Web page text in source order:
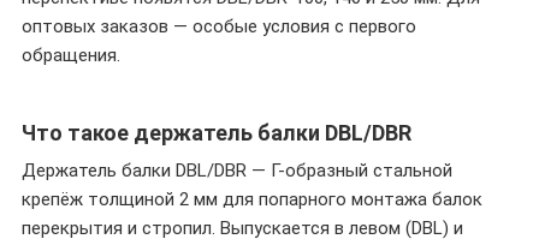
оптовых заказов — особые условия с первого
обращения.
Что такое держатель балки DBL/DBR
Держатель балки DBL/DBR — Г-образный стальной
крепёж толщиной 2 мм для попарного монтажа балок
перекрытия и стропил. Выпускается в левом (DBL) и